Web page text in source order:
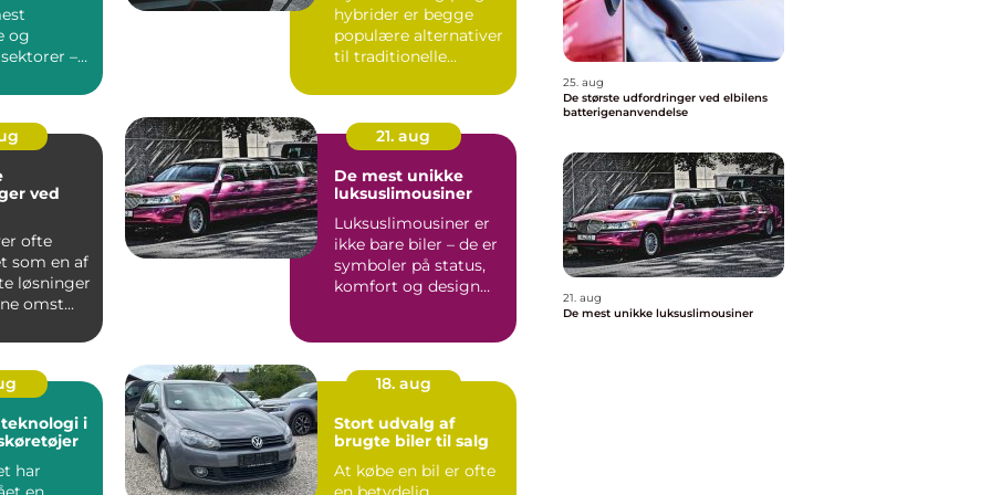
og
–
hybrider er begge
populære alternativer
til traditionelle
ved
ofte
som en af
løsninger
omst...
21. aug
De mest unikke
luksuslimousiner
Luksuslimousiner er
ikke bare biler – de er
symboler på status,
komfort og design
i
har
18. aug
Stort udvalg af
brugte biler til salg
At købe en bil er ofte
25. aug
De største udfordringer ved elbilens
batterigenanvendelse
21. aug
De mest unikke luksuslimousiner